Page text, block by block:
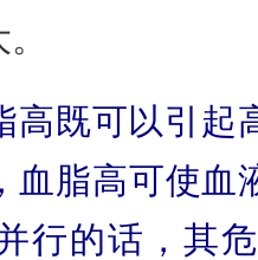
高既可以引起
血脂高可使血
行的话，其